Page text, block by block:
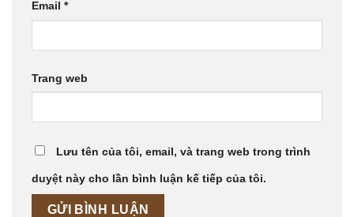
Email *
Trang web
Lưu tên của tôi, email, và trang web trong trình
duyệt này cho lần bình luận kế tiếp của tôi.